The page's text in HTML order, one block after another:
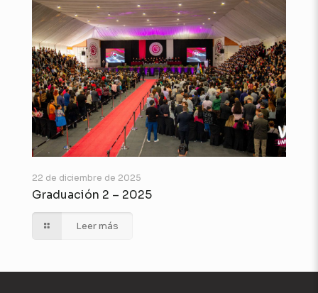
22 de diciembre de 2025
Graduación 2 – 2025
Leer más